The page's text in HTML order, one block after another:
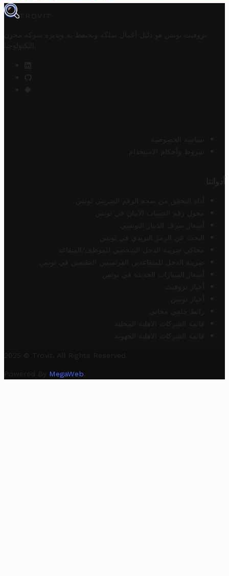
TROVIT
تروفيت تونس هو دليل أعمال تملكه وتحتفظ به وتديره
شركة مخزن
التكنولوجيا
سياسة الخصوصية
شروط وأحكام الاستخدام
أدواتنا
أداة التحقق من صحة الرقم الضريبي تونس
محول رقم الحساب الآيبان في تونس
أسعار صرف الدينار التونسي
البحث عن الرمز البريدي في تونس
محاكي ضريبة الدخل الشخصي للموظف/المتقاعد
ضريبة الدخل للمتقاعدين الفرنسيين المقيمين في تونس
أسعار السيارات الجديدة في تونس
أخبار تروفيت
أخبار تونس
رابط خلفي مجاني
قائمة الشركات الأهلية المحلية
قائمة الشركات الأهلية الجهوية
2025 © Trovit. All Rights Reserved.
Powered By MegaWeb